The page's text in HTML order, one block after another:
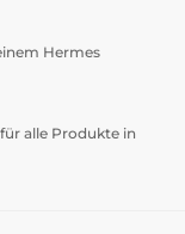
Hermes
alle Produkte in